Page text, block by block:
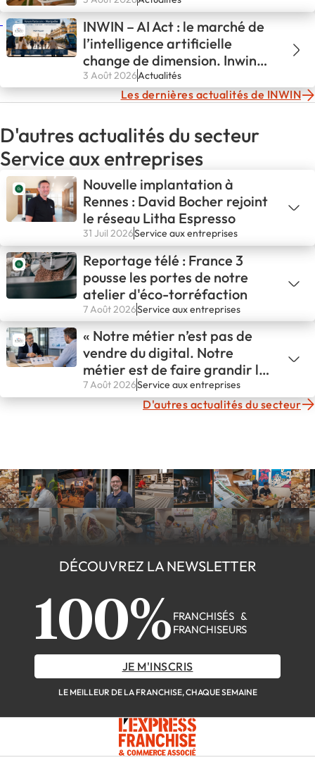
INWIN – AI Act : le marché de
l’intelligence artificielle
change de dimension. Inwin
aussi.
3 Août 2026Actualités
Les dernières actualités de INWIN
D'autres actualités du secteur
Service aux entreprises
Nouvelle implantation à
Rennes : David Bocher rejoint
le réseau Litha Espresso
31 Juil 2026Service aux entreprises
Reportage télé : France 3
pousse les portes de notre
atelier d'éco-torréfaction
7 Août 2026Service aux entreprises
« Notre métier n’est pas de
vendre du digital. Notre
métier est de faire grandir les
entreprises. »
7 Août 2026Service aux entreprises
D'autres actualités du secteur
DÉCOUVREZ LA NEWSLETTER
100% FRANCHISÉS &
FRANCHISEURS
JE M'INSCRIS
LE MEILLEUR DE LA FRANCHISE, CHAQUE SEMAINE